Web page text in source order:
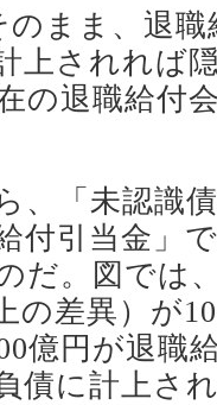
まま、退職
上されれば
の退職給付
、「未認識
付引当金」
だ。図では
の差異）が
億円が退職
債に計上さ